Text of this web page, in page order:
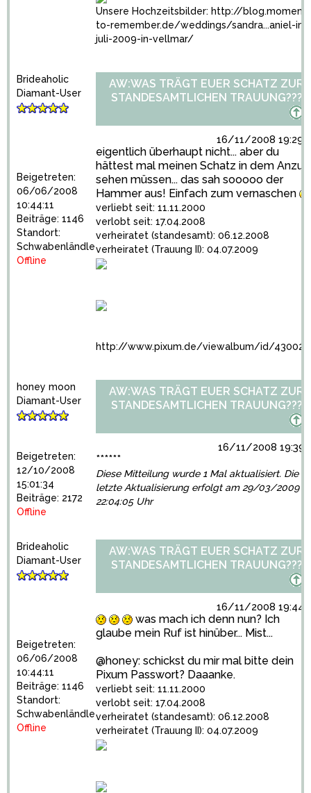
Unsere Hochzeitsbilder: http://
to-remember.de/weddings/sandra...aniel-im-
juli-2009-in-vellmar/
Brideaholic
Diamant-User
Beigetreten:
06/06/2008
10:44:11
Beiträge: 1146
Standort:
Schwabenländle
Offline
AW:WAS TRÄGT EUER SCHATZ ZUR
STANDESAMTLICHEN TRAUUNG???
16/11/2008
eigentlich überhaupt nicht... aber du
hättest mal meinen Schatz in dem Anzug
sehen müssen... das sah sooooo der
Hammer aus! Einfach zum vernaschen
verliebt seit: 11.11.2000
verlobt seit: 17.04.2008
verheiratet (standesamt): 06.12.2008
verheiratet (Trauung II): 04.07.2009
http://www.pixum.de/viewalbum/id/
honey moon
Diamant-User
Beigetreten:
12/10/2008
15:01:34
Beiträge: 2172
Offline
AW:WAS TRÄGT EUER SCHATZ ZUR
STANDESAMTLICHEN TRAUUNG???
16/11/2008
******
Diese Mitteilung wurde 1 Mal aktualisiert. Die
letzte Aktualisierung erfolgt am 29/03/2009
22:04:05 Uhr
Brideaholic
Diamant-User
Beigetreten:
06/06/2008
10:44:11
Beiträge: 1146
Standort:
Schwabenländle
Offline
AW:WAS TRÄGT EUER SCHATZ ZUR
STANDESAMTLICHEN TRAUUNG???
16/11/2008
was mach ich denn nun? Ich
glaube mein Ruf ist hinüber... Mist...
@honey: schickst du mir mal bitte dein
Pixum Passwort? Daaanke.
verliebt seit: 11.11.2000
verlobt seit: 17.04.2008
verheiratet (standesamt): 06.12.2008
verheiratet (Trauung II): 04.07.2009